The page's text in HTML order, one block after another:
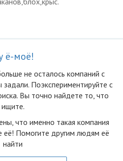
ё-моё!
не осталоcь компаний с
Поэкспериментируйте с
Вы точно найдете то, что
ищите.
что именно такая компания
её! Помогите другим людям её
найти